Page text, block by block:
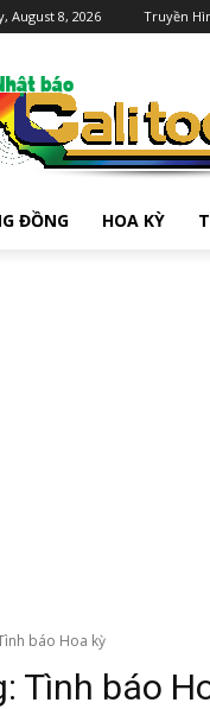
August 8, 2026 Truyền
ĐỒNG HOA KỲ
báo Hoa kỳ
Tình báo